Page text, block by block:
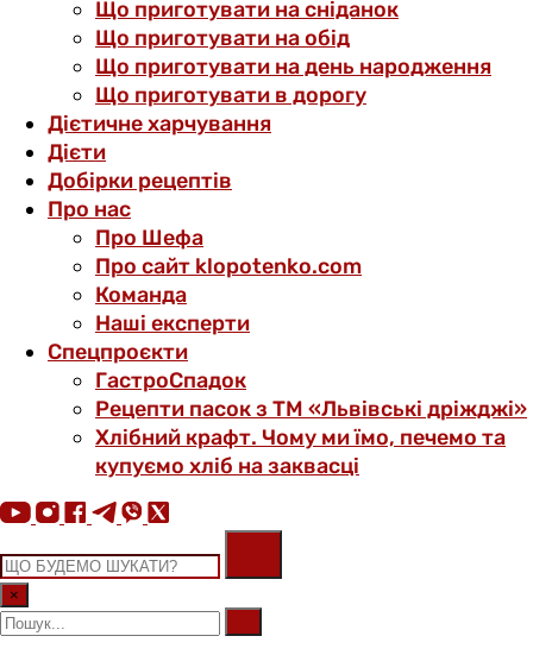
Що приготувати на сніданок
Що приготувати на обід
Що приготувати на день народження
Що приготувати в дорогу
Дієтичне харчування
Дієти
Добірки рецептів
Про нас
Про Шефа
Про сайт klopotenko.com
Команда
Наші експерти
Спецпроєкти
ГастроСпадок
Рецепти пасок з ТМ «Львівські дріжджі»
Хлібний крафт. Чому ми їмо, печемо та
купуємо хліб на заквасці
×